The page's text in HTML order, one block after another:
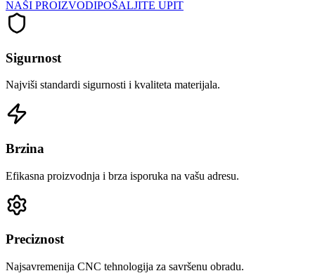
NAŠI PROIZVODIPOŠALJITE UPIT
Sigurnost
Najviši standardi sigurnosti i kvaliteta materijala.
Brzina
Efikasna proizvodnja i brza isporuka na vašu adresu.
Preciznost
Najsavremenija CNC tehnologija za savršenu obradu.